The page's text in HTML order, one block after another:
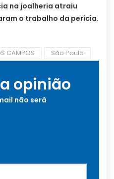
na joalheria atraiu
o trabalho da perícia.
CAMPOS São Paulo
opinião
não será